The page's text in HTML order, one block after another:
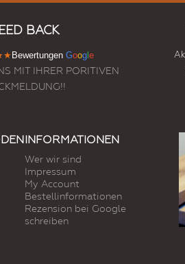
BACK
Bewertungen Goog e
MIT IHRER PORITIVEN
INFORMATIONEN
Wer wir sind
Impressum
My Account
Bestellinformationen
Rezension bei Google
schreiben